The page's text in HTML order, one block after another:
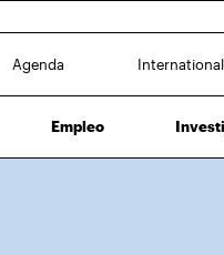
Agenda
Empleo